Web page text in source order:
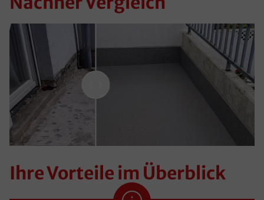
Ihre Vorteile im Überblick